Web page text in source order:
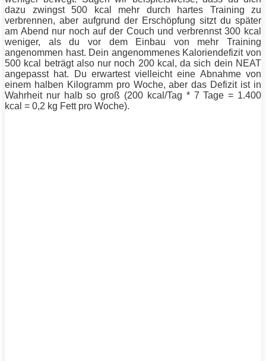
dazu zwingst 500 kcal mehr durch hartes Training zu
verbrennen, aber aufgrund der Erschöpfung sitzt du später
am Abend nur noch auf der Couch und verbrennst 300 kcal
weniger, als du vor dem Einbau von mehr Training
angenommen hast. Dein angenommenes Kaloriendefizit von
500 kcal beträgt also nur noch 200 kcal, da sich dein NEAT
angepasst hat. Du erwartest vielleicht eine Abnahme von
einem halben Kilogramm pro Woche, aber das Defizit ist in
Wahrheit nur halb so groß (200 kcal/Tag * 7 Tage = 1.400
kcal = 0,2 kg Fettpro Woche).